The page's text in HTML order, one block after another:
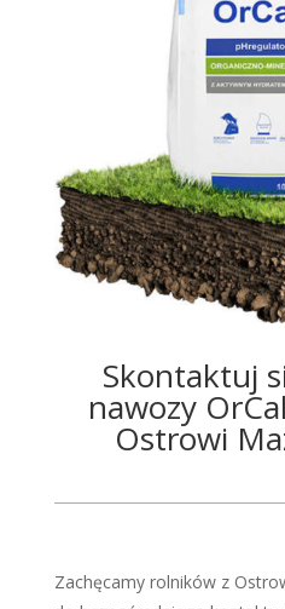
Skontaktuj
nawozy
Ostrowi
Zachęcamy rolników z